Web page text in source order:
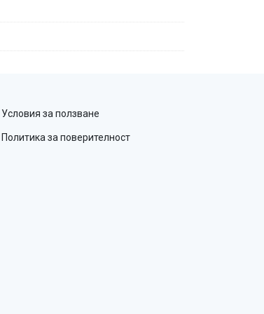
Условия за ползване
Политика за поверителност